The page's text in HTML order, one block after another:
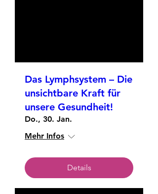
Das Lymphsystem – Die
unsichtbare Kraft für
unsere Gesundheit!
Do., 30. Jan.
Mehr Infos
Details